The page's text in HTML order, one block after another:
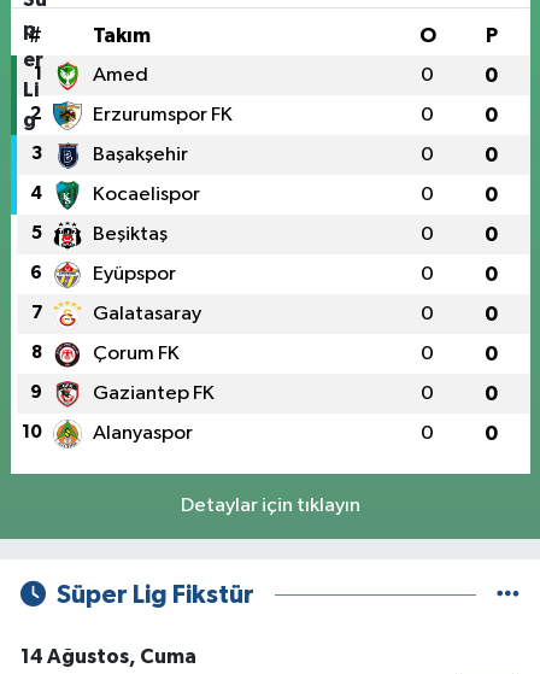
# Takım O P
1 Amed 0 0
2 Erzurumspor FK 0 0
3 Başakşehir 0 0
4 Kocaelispor 0 0
5 Beşiktaş 0 0
6 Eyüpspor 0 0
7 Galatasaray 0 0
8 Çorum FK 0 0
9 Gaziantep FK 0 0
10 Alanyaspor 0 0
Detaylar için tıklayın
Süper Lig Fikstür
14 Ağustos, Cuma